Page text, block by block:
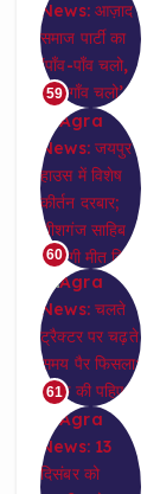
59
60
61